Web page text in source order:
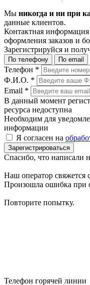
Мы никогда и ни при
данные клиентов.
Контактная информация
оформления заказов и
Зарегистрируйся и
По телефону По email
Телефон *
Ф.И.О. *
Email *
В данный момент
ресурса недоступна
Необходим для
информации
Я согласен на
Зарегистрироваться
Спасибо, что написали
Наш оператор свяжется
Произошла ошибка при
Повторите попытку.
Телефон горячей линии